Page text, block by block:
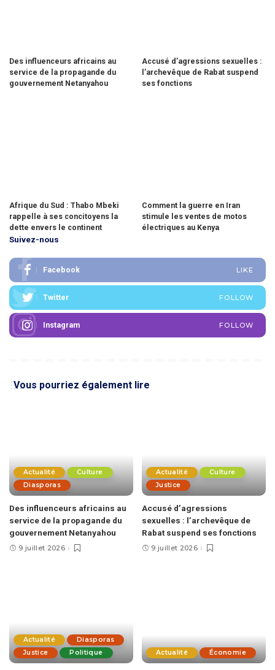
Des influenceurs africains au
service de la propagande du
gouvernement Netanyahou
Accusé d’agressions sexuelles :
l’archevêque de Rabat suspend
ses fonctions
Afrique du Sud : Thabo Mbeki
rappelle à ses concitoyens la
dette envers le continent
Comment la guerre en Iran
stimule les ventes de motos
électriques au Kenya
Suivez-nous
Facebook LIKE
Twitter FOLLOW
Instagram FOLLOW
Vous pourriez également lire
Actualité
Culture
Diasporas
Des influenceurs africains au
service de la propagande du
gouvernement Netanyahou
9 juillet 2026
Actualité
Culture
Justice
Accusé d’agressions
sexuelles : l’archevêque de
Rabat suspend ses fonctions
9 juillet 2026
Actualité
Diasporas
Justice
Politique Actualité Économie